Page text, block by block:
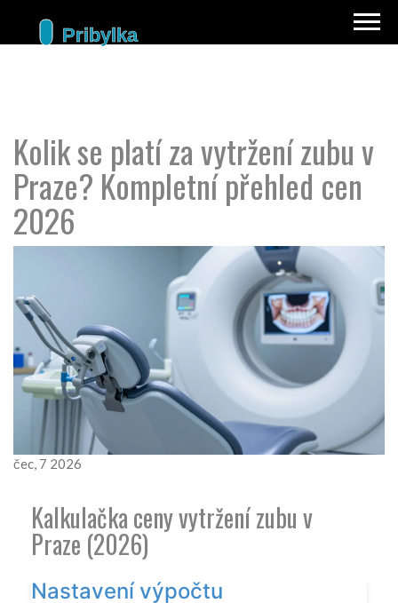
Kolik se platí za vytržení zubu v
Praze? Kompletní přehled cen
2026
čec, 7 2026
Kalkulačka ceny vytržení zubu v
Praze (2026)
Nastavení výpočtu